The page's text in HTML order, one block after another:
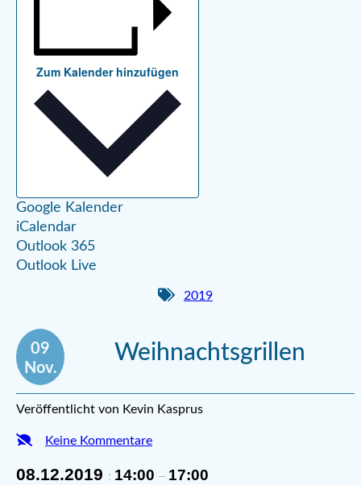
Zum Kalender hinzufügen
Google Kalender
iCalendar
Outlook 365
Outlook Live
2019
09
Nov.
Weihnachtsgrillen
Veröffentlicht von Kevin Kasprus
Keine Kommentare
08.12.2019 : 14:00 – 17:00